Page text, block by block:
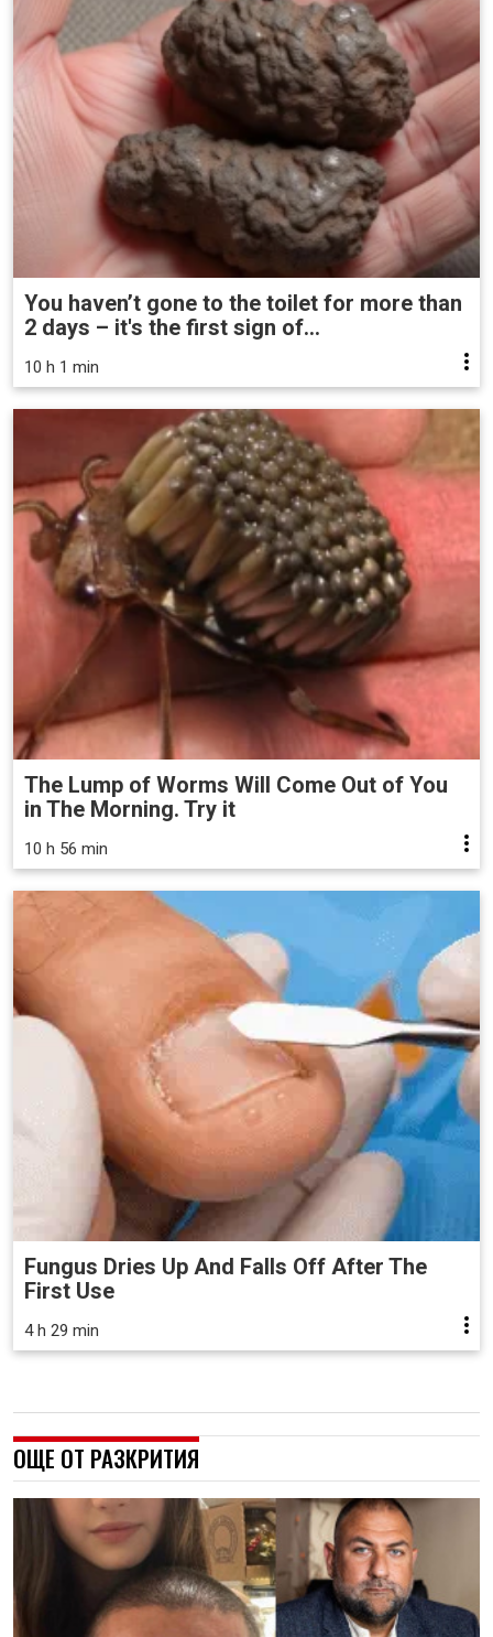
You haven’t gone to the toilet for more than
2 days – it's the first sign of...
10 h 1 min
The Lump of Worms Will Come Out of You
in The Morning. Try it
10 h 56 min
Fungus Dries Up And Falls Off After The
First Use
4 h 29 min
ОЩЕ ОТ РАЗКРИТИЯ